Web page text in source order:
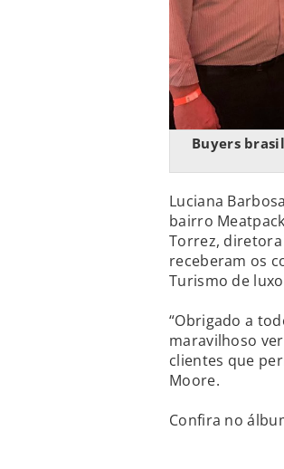
Buyers
Luciana
bairro
Torrez,
receberam os
Turismo de
“Obrigado a
maravilhoso
clientes que
Moore.
Confira no